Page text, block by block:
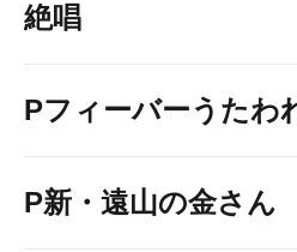
絶唱
Pフィーバーうたわ
P新・遠山の金さん